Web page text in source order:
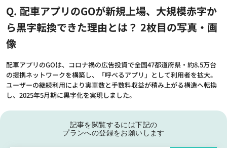
Q. 配車アプリのGOが新規上場、大規模赤字か
ら黒字転換できた理由とは？ 2枚目の写真・画
像
配車アプリのGOは、コロナ禍の広告投資で全国47都道府県・約8.5万台
の提携ネットワークを構築し、「呼べるアプリ」として利用者を拡大。
ユーザーの継続利用により実車数と手数料収益が積み上がる構造へ転換
し、2025年5月期に黒字化を実現しました。
記事を閲覧するには下記の
プランへの登録をお願いします